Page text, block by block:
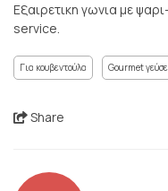
Εξαιρετικη γωνια με
service.
Για κουβεντούλα Gourmet
Share